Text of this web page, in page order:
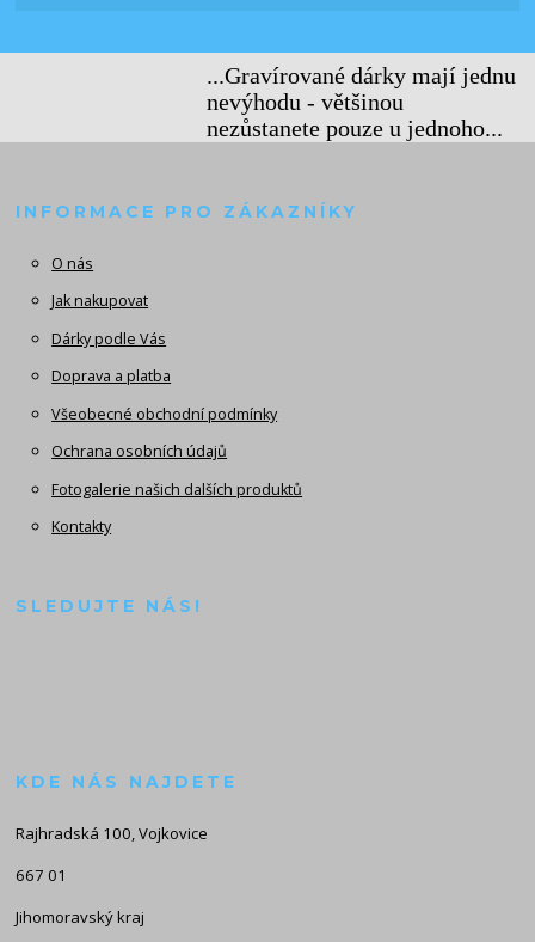
...Gravírované dárky mají jednu
nevýhodu - většinou
nezůstanete pouze u jednoho...
INFORMACE PRO ZÁKAZNÍKY
O nás
Jak nakupovat
Dárky podle Vás
Doprava a platba
Všeobecné obchodní podmínky
Ochrana osobních údajů
Fotogalerie našich dalších produktů
Kontakty
SLEDUJTE NÁS!
KDE NÁS NAJDETE
Rajhradská 100, Vojkovice
667 01
Jihomoravský kraj